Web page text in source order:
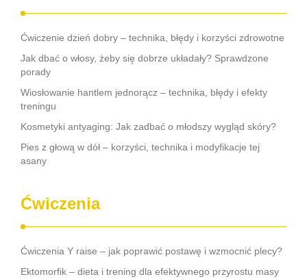
Ćwiczenie dzień dobry – technika, błędy i korzyści zdrowotne
Jak dbać o włosy, żeby się dobrze układały? Sprawdzone
porady
Wiosłowanie hantlem jednorącz – technika, błędy i efekty
treningu
Kosmetyki antyaging: Jak zadbać o młodszy wygląd skóry?
Pies z głową w dół – korzyści, technika i modyfikacje tej
asany
Ćwiczenia
Ćwiczenia Y raise – jak poprawić postawę i wzmocnić plecy?
Ektomorfik – dieta i trening dla efektywnego przyrostu masy